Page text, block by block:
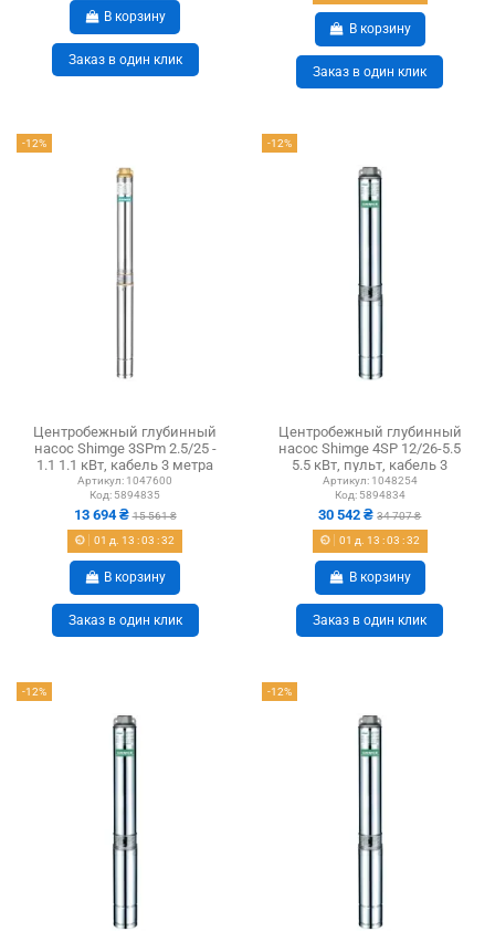
В корзину
Заказ в один клик
В корзину
Заказ в один клик
-12%
Центробежный глубинный
насос Shimge 3SPm 2.5/25 -
1.1 1.1 кВт, кабель 3 метра
Артикул: 1047600
Код: 5894835
13 694 ₴15 561 ₴
01 д. 13 :03 :31
В корзину
Заказ в один клик
-12%
Центробежный глубинный
насос Shimge 4SP 12/26-5.5
5.5 кВт, пульт, кабель 3
метра
Артикул: 1048254
Код: 5894834
30 542 ₴34 707 ₴
01 д. 13 :03 :31
В корзину
Заказ в один клик
-12% -12%